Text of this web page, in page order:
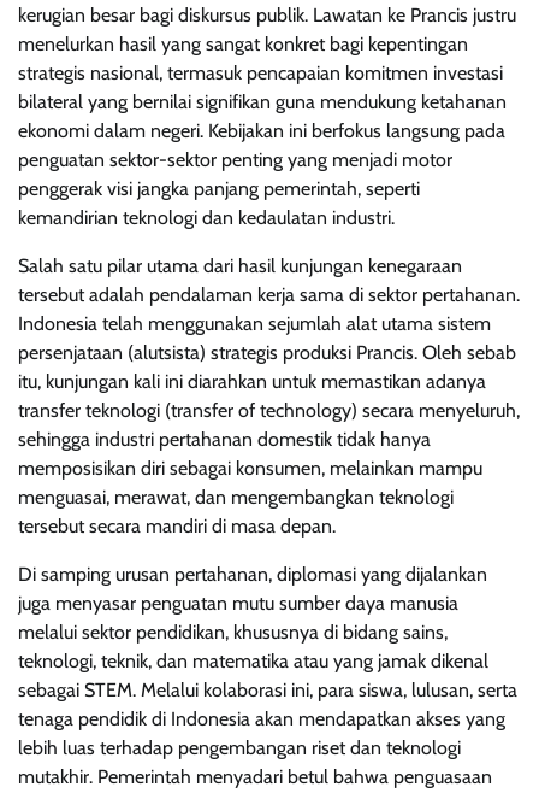
kerugian besar bagi diskursus publik. Lawatan ke Prancis justru
menelurkan hasil yang sangat konkret bagi kepentingan
strategis nasional, termasuk pencapaian komitmen investasi
bilateral yang bernilai signifikan guna mendukung ketahanan
ekonomi dalam negeri. Kebijakan ini berfokus langsung pada
penguatan sektor-sektor penting yang menjadi motor
penggerak visi jangka panjang pemerintah, seperti
kemandirian teknologi dan kedaulatan industri.
Salah satu pilar utama dari hasil kunjungan kenegaraan
tersebut adalah pendalaman kerja sama di sektor pertahanan.
Indonesia telah menggunakan sejumlah alat utama sistem
persenjataan (alutsista) strategis produksi Prancis. Oleh sebab
itu, kunjungan kali ini diarahkan untuk memastikan adanya
transfer teknologi (transfer of technology) secara menyeluruh,
sehingga industri pertahanan domestik tidak hanya
memposisikan diri sebagai konsumen, melainkan mampu
menguasai, merawat, dan mengembangkan teknologi
tersebut secara mandiri di masa depan.
Di samping urusan pertahanan, diplomasi yang dijalankan
juga menyasar penguatan mutu sumber daya manusia
melalui sektor pendidikan, khususnya di bidang sains,
teknologi, teknik, dan matematika atau yang jamak dikenal
sebagai STEM. Melalui kolaborasi ini, para siswa, lulusan, serta
tenaga pendidik di Indonesia akan mendapatkan akses yang
lebih luas terhadap pengembangan riset dan teknologi
mutakhir. Pemerintah menyadari betul bahwa penguasaan